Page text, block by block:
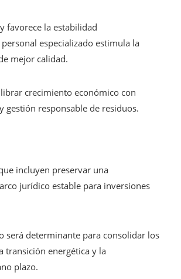
favorece la estabilidad
especializado estimula la
mejor calidad.
crecimiento económico con
responsable de residuos.
incluyen preservar una
jurídico estable para inversiones
será determinante para consolidar los
transición energética y la
plazo.